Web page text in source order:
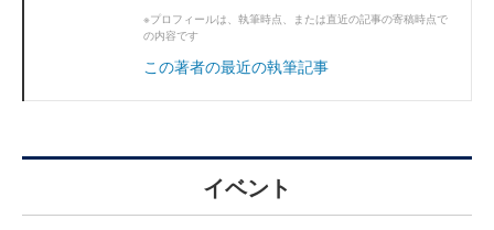
※プロフィールは、執筆時点、または直近の記事の寄稿時点で
の内容です
この著者の最近の執筆記事
イベント